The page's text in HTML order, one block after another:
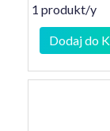
1 produkt/y
Dodaj do